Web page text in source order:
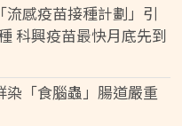
感疫苗接種計劃」引
科興疫苗最快月底先到
「食腦蟲」腸道嚴重